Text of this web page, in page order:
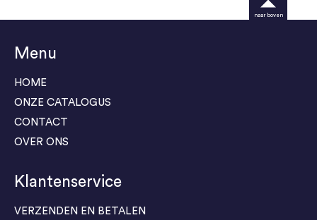
Menu
HOME
ONZE CATALOGUS
CONTACT
OVER ONS
Klantenservice
VERZENDEN EN BETALEN
naar boven